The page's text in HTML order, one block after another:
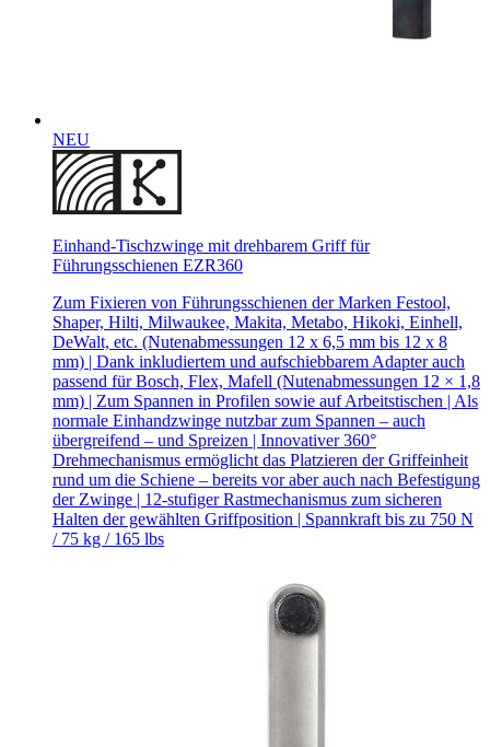
NEU
Einhand-Tischzwinge mit drehbarem Griff für
Führungsschienen EZR360
Zum Fixieren von Führungsschienen der Marken Festool,
Shaper, Hilti, Milwaukee, Makita, Metabo, Hikoki, Einhell,
DeWalt, etc. (Nutenabmessungen 12 x 6,5 mm bis 12 x 8
mm) | Dank inkludiertem und aufschiebbarem Adapter auch
passend für Bosch, Flex, Mafell (Nutenabmessungen 12 × 1,8
mm) | Zum Spannen in Profilen sowie auf Arbeitstischen | Als
normale Einhandzwinge nutzbar zum Spannen – auch
übergreifend – und Spreizen | Innovativer 360°
Drehmechanismus ermöglicht das Platzieren der Griffeinheit
rund um die Schiene – bereits vor aber auch nach Befestigung
der Zwinge | 12-stufiger Rastmechanismus zum sicheren
Halten der gewählten Griffposition | Spannkraft bis zu 750 N
/ 75 kg / 165 lbs